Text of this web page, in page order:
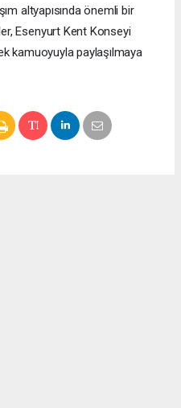
altyapısında önemli bir
Esenyurt Kent Konseyi
kamuoyuyla paylaşılmaya